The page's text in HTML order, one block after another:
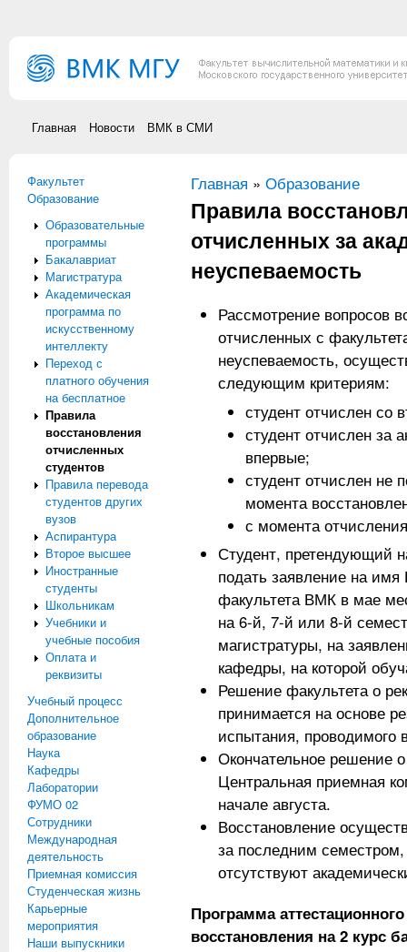
Главная Новости ВМК в СМИ
Факультет
Образование
Образовательные
программы
Бакалавриат
Магистратура
Академическая
программа по
искусственному
интеллекту
Переход с
платного обучения
на бесплатное
Правила
восстановления
отчисленных
студентов
Правила перевода
студентов других
вузов
Аспирантура
Второе высшее
Иностранные
студенты
Школьникам
Учебники и
учебные пособия
Оплата и
реквизиты
Учебный процесс
Дополнительное
образование
Наука
Кафедры
Лаборатории
ФУМО 02
Сотрудники
Международная
деятельность
Приемная комиссия
Студенческая жизнь
Карьерные
мероприятия
Наши выпускники
Вы здесь
Главная » Образование
Правила
отчисленных за
неуспеваемость
Рассмотрение вопросов
отчисленных с
неуспеваемость,
следующим критериям:
студент отчислен со
студент отчислен за
впервые;
студент отчислен не
момента
с момента
Студент, претендующий
подать заявление на
факультета ВМК в мае
на 6-й, 7-й или 8-й
магистратуры, на
кафедры, на которой
Решение факультета о
принимается на основе
испытания, проводимого
Окончательное решение
Центральная приемная
начале августа.
Восстановление
за последним семестром,
отсутствуют
Программа
восстановления на 2 курс